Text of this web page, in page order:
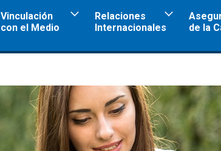
Vinculación
con el Medio
Relaciones
Internacionales
de la